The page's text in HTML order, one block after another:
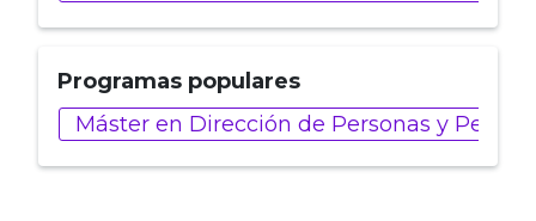
Programas populares
Máster en Dirección de Personas y